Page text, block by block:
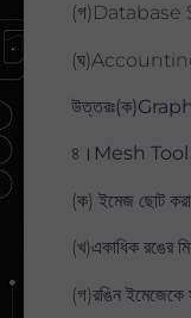
(গ)Database
৪।Mesh Tool
(ক) ইমেজ ছোট করা
(খ)একাধিক রঙের
(গ)রঙিন ইমেজেকে